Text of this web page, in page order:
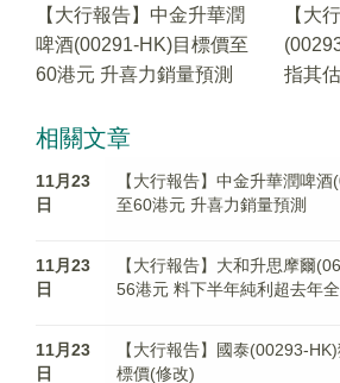
【大行報告】中金升華潤
啤酒(00291-HK)目標價至
60港元 升喜力銷量預測
【大
指其
相關文章
11月23
日
【大行報告】中金升華潤啤
至60港元 升喜力銷量預測
11月23
日
【大行報告】大和升思摩爾
56港元 料下半年純利超去年
11月23
日
【大行報告】國泰(00293-
標價(修改)